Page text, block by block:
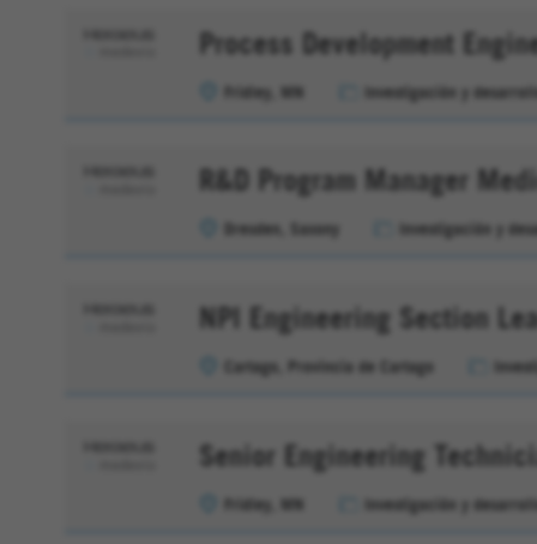
Process Development
Fridley, MN Investigación y
R&D Program Manager
Dresden, Saxony Investigación y
NPI Engineering Section
Cartago, Provincia de Cartago
Senior Engineering
Fridley, MN Investigación y